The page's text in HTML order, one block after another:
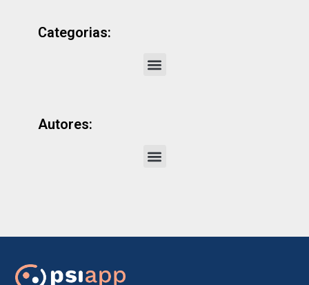
Categorias:
Autores: